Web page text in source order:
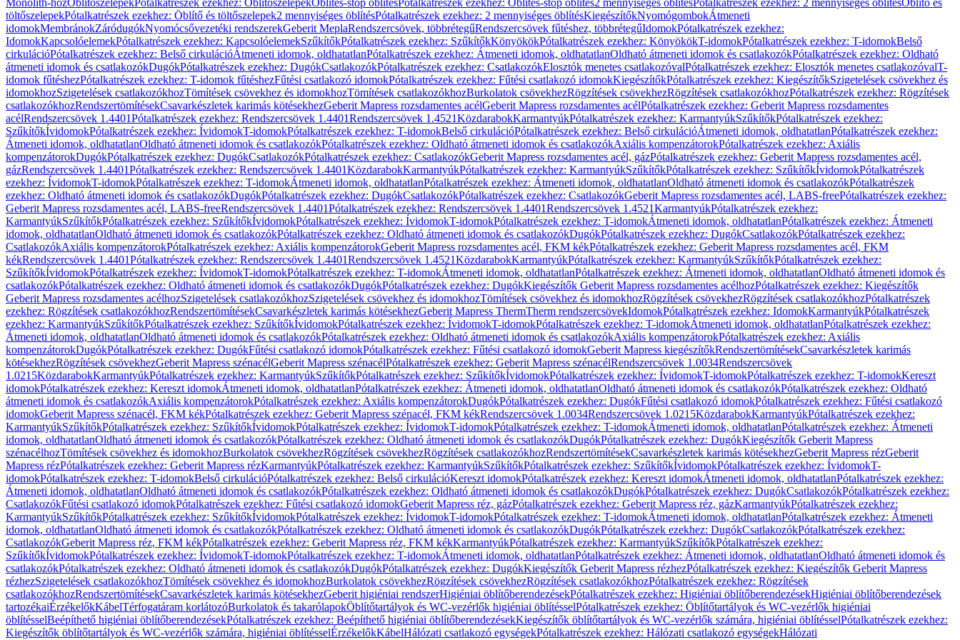
Monolith-hozÖblítőszelepekPótalkatrészek ezekhez: ÖblítőszelepekÖblítés-stop öblítésPótalkatrészek ezekhez: Öblítés-stop öblítés2 mennyiséges öblítésPótalkatrészek ezekhez: 2 mennyiséges öblítésÖblítő és
töltőszelepekPótalkatrészek ezekhez: Öblítő és töltőszelepek2 mennyiséges öblítésPótalkatrészek ezekhez: 2 mennyiséges öblítésKiegészítőkNyomógombokÁtmeneti
idomokMembránokZáródugókNyomócsővezetéki rendszerekGeberit MeplaRendszercsövek, többrétegűRendszercsövek fűtéshez, többrétegűIdomokPótalkatrészek ezekhez:
IdomokKapcsolóelemekPótalkatrészek ezekhez: KapcsolóelemekSzűkítőkPótalkatrészek ezekhez: SzűkítőkKönyökökPótalkatrészek ezekhez: KönyökökT-idomokPótalkatrészek ezekhez: T-idomokBelső
cirkulációPótalkatrészek ezekhez: Belső cirkulációÁtmeneti idomok, oldhatatlanPótalkatrészek ezekhez: Átmeneti idomok, oldhatatlanOldható átmeneti idomok és csatlakozókPótalkatrészek ezekhez: Oldható
átmeneti idomok és csatlakozókDugókPótalkatrészek ezekhez: DugókCsatlakozókPótalkatrészek ezekhez: CsatlakozókElosztók menetes csatlakozóvalPótalkatrészek ezekhez: Elosztók menetes csatlakozóvalT-
idomok fűtéshezPótalkatrészek ezekhez: T-idomok fűtéshezFűtési csatlakozó idomokPótalkatrészek ezekhez: Fűtési csatlakozó idomokKiegészítőkPótalkatrészek ezekhez: KiegészítőkSzigetelések csövekhez és
idomokhozSzigetelések csatlakozókhozTömítések csövekhez és idomokhozTömítések csatlakozókhozBurkolatok csövekhezRögzítések csövekhezRögzítések csatlakozókhozPótalkatrészek ezekhez: Rögzítések
csatlakozókhozRendszertömítésekCsavarkészletek karimás kötésekhezGeberit Mapress rozsdamentes acélGeberit Mapress rozsdamentes acélPótalkatrészek ezekhez: Geberit Mapress rozsdamentes
acélRendszercsövek 1.4401Pótalkatrészek ezekhez: Rendszercsövek 1.4401Rendszercsövek 1.4521KözdarabokKarmantyúkPótalkatrészek ezekhez: KarmantyúkSzűkítőkPótalkatrészek ezekhez:
SzűkítőkÍvidomokPótalkatrészek ezekhez: ÍvidomokT-idomokPótalkatrészek ezekhez: T-idomokBelső cirkulációPótalkatrészek ezekhez: Belső cirkulációÁtmeneti idomok, oldhatatlanPótalkatrészek ezekhez:
Átmeneti idomok, oldhatatlanOldható átmeneti idomok és csatlakozókPótalkatrészek ezekhez: Oldható átmeneti idomok és csatlakozókAxiális kompenzátorokPótalkatrészek ezekhez: Axiális
kompenzátorokDugókPótalkatrészek ezekhez: DugókCsatlakozókPótalkatrészek ezekhez: CsatlakozókGeberit Mapress rozsdamentes acél, gázPótalkatrészek ezekhez: Geberit Mapress rozsdamentes acél,
gázRendszercsövek 1.4401Pótalkatrészek ezekhez: Rendszercsövek 1.4401KözdarabokKarmantyúkPótalkatrészek ezekhez: KarmantyúkSzűkítőkPótalkatrészek ezekhez: SzűkítőkÍvidomokPótalkatrészek
ezekhez: ÍvidomokT-idomokPótalkatrészek ezekhez: T-idomokÁtmeneti idomok, oldhatatlanPótalkatrészek ezekhez: Átmeneti idomok, oldhatatlanOldható átmeneti idomok és csatlakozókPótalkatrészek
ezekhez: Oldható átmeneti idomok és csatlakozókDugókPótalkatrészek ezekhez: DugókCsatlakozókPótalkatrészek ezekhez: CsatlakozókGeberit Mapress rozsdamentes acél, LABS-freePótalkatrészek ezekhez:
Geberit Mapress rozsdamentes acél, LABS-freeRendszercsövek 1.4401Pótalkatrészek ezekhez: Rendszercsövek 1.4401Rendszercsövek 1.4521KarmantyúkPótalkatrészek ezekhez:
KarmantyúkSzűkítőkPótalkatrészek ezekhez: SzűkítőkÍvidomokPótalkatrészek ezekhez: ÍvidomokT-idomokPótalkatrészek ezekhez: T-idomokÁtmeneti idomok, oldhatatlanPótalkatrészek ezekhez: Átmeneti
idomok, oldhatatlanOldható átmeneti idomok és csatlakozókPótalkatrészek ezekhez: Oldható átmeneti idomok és csatlakozókDugókPótalkatrészek ezekhez: DugókCsatlakozókPótalkatrészek ezekhez:
CsatlakozókAxiális kompenzátorokPótalkatrészek ezekhez: Axiális kompenzátorokGeberit Mapress rozsdamentes acél, FKM kékPótalkatrészek ezekhez: Geberit Mapress rozsdamentes acél, FKM
kékRendszercsövek 1.4401Pótalkatrészek ezekhez: Rendszercsövek 1.4401Rendszercsövek 1.4521KözdarabokKarmantyúkPótalkatrészek ezekhez: KarmantyúkSzűkítőkPótalkatrészek ezekhez:
SzűkítőkÍvidomokPótalkatrészek ezekhez: ÍvidomokT-idomokPótalkatrészek ezekhez: T-idomokÁtmeneti idomok, oldhatatlanPótalkatrészek ezekhez: Átmeneti idomok, oldhatatlanOldható átmeneti idomok és
csatlakozókPótalkatrészek ezekhez: Oldható átmeneti idomok és csatlakozókDugókPótalkatrészek ezekhez: DugókKiegészítők Geberit Mapress rozsdamentes acélhozPótalkatrészek ezekhez: Kiegészítők
Geberit Mapress rozsdamentes acélhozSzigetelések csatlakozókhozSzigetelések csövekhez és idomokhozTömítések csövekhez és idomokhozRögzítések csövekhezRögzítések csatlakozókhozPótalkatrészek
ezekhez: Rögzítések csatlakozókhozRendszertömítésekCsavarkészletek karimás kötésekhezGeberit Mapress ThermTherm rendszercsövekIdomokPótalkatrészek ezekhez: IdomokKarmantyúkPótalkatrészek
ezekhez: KarmantyúkSzűkítőkPótalkatrészek ezekhez: SzűkítőkÍvidomokPótalkatrészek ezekhez: ÍvidomokT-idomokPótalkatrészek ezekhez: T-idomokÁtmeneti idomok, oldhatatlanPótalkatrészek ezekhez:
Átmeneti idomok, oldhatatlanOldható átmeneti idomok és csatlakozókPótalkatrészek ezekhez: Oldható átmeneti idomok és csatlakozókAxiális kompenzátorokPótalkatrészek ezekhez: Axiális
kompenzátorokDugókPótalkatrészek ezekhez: DugókFűtési csatlakozó idomokPótalkatrészek ezekhez: Fűtési csatlakozó idomokGeberit Mapress kiegészítőkRendszertömítésekCsavarkészletek karimás
kötésekhezRögzítések csövekhezGeberit Mapress szénacélGeberit Mapress szénacélPótalkatrészek ezekhez: Geberit Mapress szénacélRendszercsövek 1.0034Rendszercsövek
1.0215KözdarabokKarmantyúkPótalkatrészek ezekhez: KarmantyúkSzűkítőkPótalkatrészek ezekhez: SzűkítőkÍvidomokPótalkatrészek ezekhez: ÍvidomokT-idomokPótalkatrészek ezekhez: T-idomokKereszt
idomokPótalkatrészek ezekhez: Kereszt idomokÁtmeneti idomok, oldhatatlanPótalkatrészek ezekhez: Átmeneti idomok, oldhatatlanOldható átmeneti idomok és csatlakozókPótalkatrészek ezekhez: Oldható
átmeneti idomok és csatlakozókAxiális kompenzátorokPótalkatrészek ezekhez: Axiális kompenzátorokDugókPótalkatrészek ezekhez: DugókFűtési csatlakozó idomokPótalkatrészek ezekhez: Fűtési csatlakozó
idomokGeberit Mapress szénacél, FKM kékPótalkatrészek ezekhez: Geberit Mapress szénacél, FKM kékRendszercsövek 1.0034Rendszercsövek 1.0215KözdarabokKarmantyúkPótalkatrészek ezekhez:
KarmantyúkSzűkítőkPótalkatrészek ezekhez: SzűkítőkÍvidomokPótalkatrészek ezekhez: ÍvidomokT-idomokPótalkatrészek ezekhez: T-idomokÁtmeneti idomok, oldhatatlanPótalkatrészek ezekhez: Átmeneti
idomok, oldhatatlanOldható átmeneti idomok és csatlakozókPótalkatrészek ezekhez: Oldható átmeneti idomok és csatlakozókDugókPótalkatrészek ezekhez: DugókKiegészítők Geberit Mapress
szénacélhozTömítések csövekhez és idomokhozBurkolatok csövekhezRögzítések csövekhezRögzítések csatlakozókhozRendszertömítésekCsavarkészletek karimás kötésekhezGeberit Mapress rézGeberit
Mapress rézPótalkatrészek ezekhez: Geberit Mapress rézKarmantyúkPótalkatrészek ezekhez: KarmantyúkSzűkítőkPótalkatrészek ezekhez: SzűkítőkÍvidomokPótalkatrészek ezekhez: ÍvidomokT-
idomokPótalkatrészek ezekhez: T-idomokBelső cirkulációPótalkatrészek ezekhez: Belső cirkulációKereszt idomokPótalkatrészek ezekhez: Kereszt idomokÁtmeneti idomok, oldhatatlanPótalkatrészek ezekhez:
Átmeneti idomok, oldhatatlanOldható átmeneti idomok és csatlakozókPótalkatrészek ezekhez: Oldható átmeneti idomok és csatlakozókDugókPótalkatrészek ezekhez: DugókCsatlakozókPótalkatrészek ezekhez:
CsatlakozókFűtési csatlakozó idomokPótalkatrészek ezekhez: Fűtési csatlakozó idomokGeberit Mapress réz, gázPótalkatrészek ezekhez: Geberit Mapress réz, gázKarmantyúkPótalkatrészek ezekhez:
KarmantyúkSzűkítőkPótalkatrészek ezekhez: SzűkítőkÍvidomokPótalkatrészek ezekhez: ÍvidomokT-idomokPótalkatrészek ezekhez: T-idomokÁtmeneti idomok, oldhatatlanPótalkatrészek ezekhez: Átmeneti
idomok, oldhatatlanOldható átmeneti idomok és csatlakozókPótalkatrészek ezekhez: Oldható átmeneti idomok és csatlakozókDugókPótalkatrészek ezekhez: DugókCsatlakozókPótalkatrészek ezekhez:
CsatlakozókGeberit Mapress réz, FKM kékPótalkatrészek ezekhez: Geberit Mapress réz, FKM kékKarmantyúkPótalkatrészek ezekhez: KarmantyúkSzűkítőkPótalkatrészek ezekhez:
SzűkítőkÍvidomokPótalkatrészek ezekhez: ÍvidomokT-idomokPótalkatrészek ezekhez: T-idomokÁtmeneti idomok, oldhatatlanPótalkatrészek ezekhez: Átmeneti idomok, oldhatatlanOldható átmeneti idomok és
csatlakozókPótalkatrészek ezekhez: Oldható átmeneti idomok és csatlakozókDugókPótalkatrészek ezekhez: DugókKiegészítők Geberit Mapress rézhezPótalkatrészek ezekhez: Kiegészítők Geberit Mapress
rézhezSzigetelések csatlakozókhozTömítések csövekhez és idomokhozBurkolatok csövekhezRögzítések csövekhezRögzítések csatlakozókhozPótalkatrészek ezekhez: Rögzítések
csatlakozókhozRendszertömítésekCsavarkészletek karimás kötésekhezGeberit higiéniai rendszerHigiéniai öblítőberendezésekPótalkatrészek ezekhez: Higiéniai öblítőberendezésekHigiéniai öblítőberendezések
tartozékaiÉrzékelőkKábelTérfogatáram korlátozóBurkolatok és takarólapokÖblítőtartályok és WC-vezérlők higiéniai öblítésselPótalkatrészek ezekhez: Öblítőtartályok és WC-vezérlők higiéniai
öblítésselBeépíthető higiéniai öblítőberendezésekPótalkatrészek ezekhez: Beépíthető higiéniai öblítőberendezésekKiegészítők öblítőtartályok és WC-vezérlők számára, higiéniai öblítésselPótalkatrészek ezekhez:
Kiegészítők öblítőtartályok és WC-vezérlők számára, higiéniai öblítésselÉrzékelőkKábelHálózati csatlakozó egységekPótalkatrészek ezekhez: Hálózati csatlakozó egységekHálózati